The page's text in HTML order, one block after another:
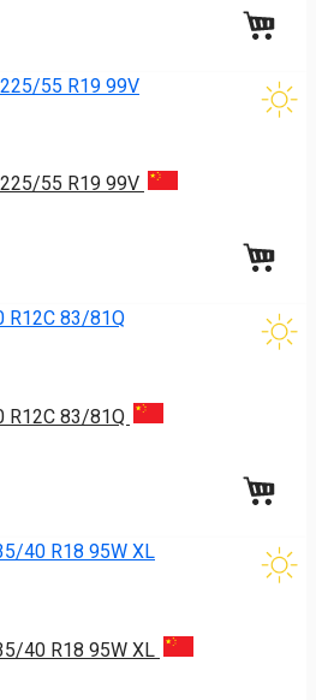
55 R19 99V
R12C 83/81Q
40 R18 95W XL